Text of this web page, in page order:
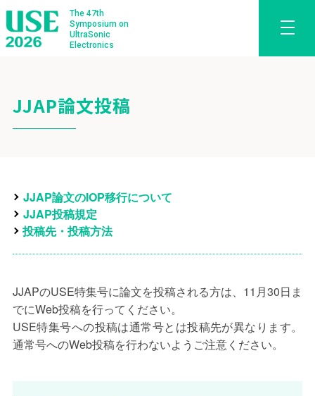
The 47th
Symposium on
UltraSonic
Electronics
JJAP論文投稿
JJAP論文のIOP移行について
JJAP投稿規定
投稿先・投稿方法
JJAPのUSE特集号に論文を投稿される方は、11月30日ま
でにWeb投稿を行ってください。
USE特集号への投稿は通常号とは投稿先が異なります。
通常号へのWeb投稿を行わないようご注意ください。